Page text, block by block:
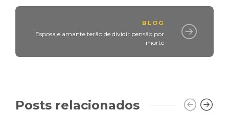
BLOG
Esposa e amante terão de dividir pensão por
morte
Posts relacionados